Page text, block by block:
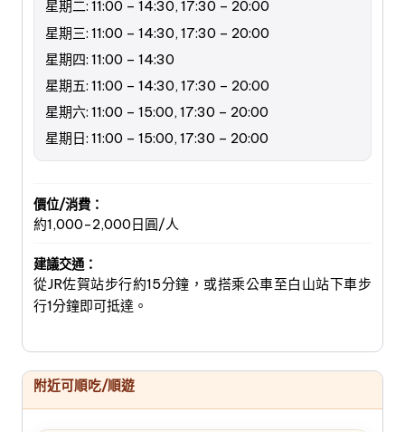
星期二: 11:00 – 14:30, 17:30 – 20:00
星期三: 11:00 – 14:30, 17:30 – 20:00
星期四: 11:00 – 14:30
星期五: 11:00 – 14:30, 17:30 – 20:00
星期六: 11:00 – 15:00, 17:30 – 20:00
星期日: 11:00 – 15:00, 17:30 – 20:00
價位/消費：
約1,000-2,000日圓/人
建議交通：
從JR佐賀站步行約15分鐘，或搭乘公車至白山站下車步
行1分鐘即可抵達。
附近可順吃/順遊